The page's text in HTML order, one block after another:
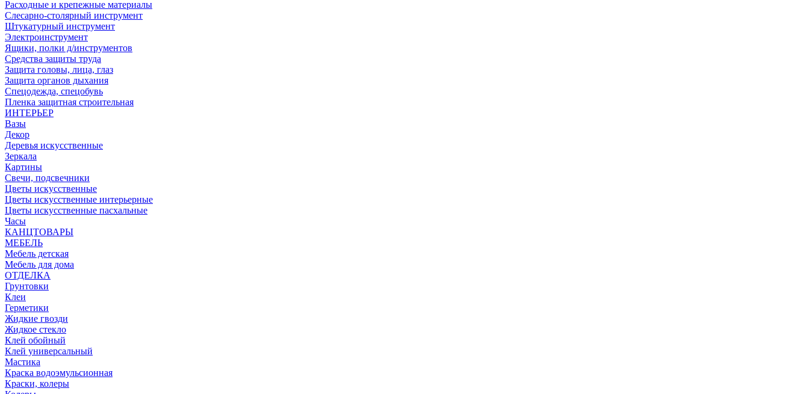
Расходные и крепежные материалы
Слесарно-столярный инструмент
Штукатурный инструмент
Электроинструмент
Ящики, полки д/инструментов
Средства защиты труда
Защита головы, лица, глаз
Защита органов дыхания
Спецодежда, спецобувь
Пленка защитная строительная
ИНТЕРЬЕР
Вазы
Декор
Деревья искусственные
Зеркала
Картины
Свечи, подсвечники
Цветы искусственные
Цветы искусственные интерьерные
Цветы искусственные пасхальные
Часы
КАНЦТОВАРЫ
МЕБЕЛЬ
Мебель детская
Мебель для дома
ОТДЕЛКА
Грунтовки
Клеи
Герметики
Жидкие гвозди
Жидкое стекло
Клей обойный
Клей универсальный
Мастика
Краска водоэмульсионная
Краски, колеры